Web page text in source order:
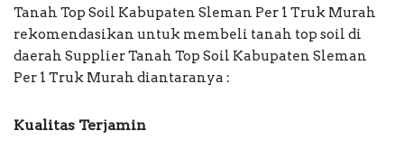
Tanah Top Soil Kabupaten Sleman Per 1 Truk Murah
rekomendasikan untuk membeli tanah top soil di
daerah Supplier Tanah Top Soil Kabupaten Sleman
Per 1 Truk Murah diantaranya :
Kualitas Terjamin